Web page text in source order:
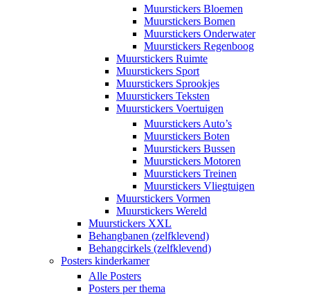
Muurstickers Bloemen
Muurstickers Bomen
Muurstickers Onderwater
Muurstickers Regenboog
Muurstickers Ruimte
Muurstickers Sport
Muurstickers Sprookjes
Muurstickers Teksten
Muurstickers Voertuigen
Muurstickers Auto’s
Muurstickers Boten
Muurstickers Bussen
Muurstickers Motoren
Muurstickers Treinen
Muurstickers Vliegtuigen
Muurstickers Vormen
Muurstickers Wereld
Muurstickers XXL
Behangbanen (zelfklevend)
Behangcirkels (zelfklevend)
Posters kinderkamer
Alle Posters
Posters per thema